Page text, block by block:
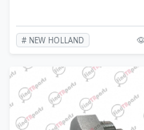
# NEW HOLLAND